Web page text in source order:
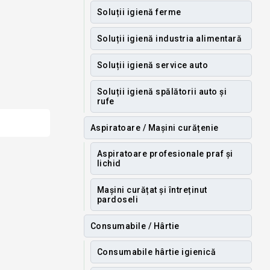
Soluții igienă ferme
Soluții igienă industria alimentară
Soluții igienă service auto
Soluții igienă spălătorii auto și
rufe
Aspiratoare / Mașini curățenie
Aspiratoare profesionale praf și
lichid
Mașini curățat și întreținut
pardoseli
Consumabile / Hârtie
Consumabile hârtie igienică